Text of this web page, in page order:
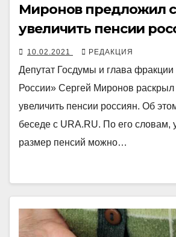
Миронов предложил
увеличить пенсии
10.02.2021 РЕДАКЦИЯ
Депутат Госдумы и глава
России» Сергей Миронов раскрыл
увеличить пенсии россиян. Об
беседе с URA.RU. По его словам,
размер пенсий можно…